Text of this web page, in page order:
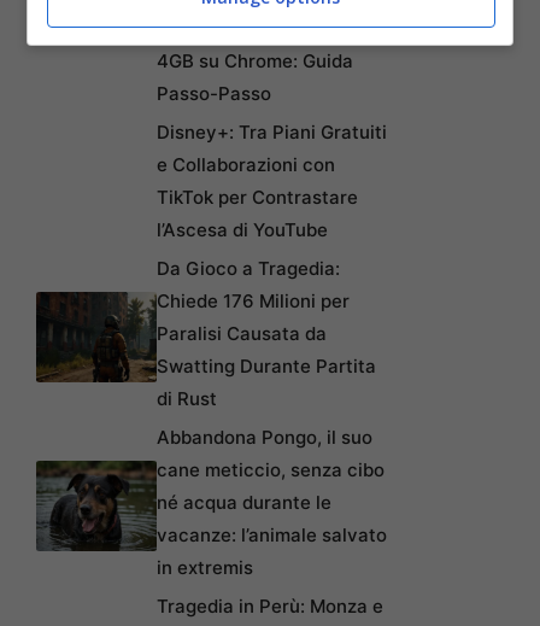
Automatici di Modelli AI da
4GB su Chrome: Guida
Passo-Passo
Disney+: Tra Piani Gratuiti
e Collaborazioni con
TikTok per Contrastare
l’Ascesa di YouTube
Da Gioco a Tragedia:
Chiede 176 Milioni per
Paralisi Causata da
Swatting Durante Partita
di Rust
Abbandona Pongo, il suo
cane meticcio, senza cibo
né acqua durante le
vacanze: l’animale salvato
in extremis
Tragedia in Perù: Monza e